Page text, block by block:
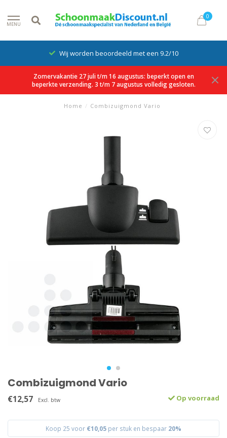
MENU
0
Wij worden beoordeeld met een 9.2/10
Zomervakantie 27 juli t/m 16 augustus: beperkt open en
beperkte verzending. 3 t/m 7 augustus volledig gesloten.
Home / Combizuigmond Vario
Combizuigmond Vario
€12,57 Excl. btw Op voorraad
Koop 25 voor €10,05 per stuk en bespaar 20%